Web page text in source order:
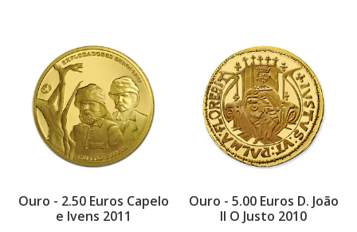
Ouro - 2.50 Euros Capelo
e Ivens 2011
Ouro - 5.00 Euros D. João
II O Justo 2010